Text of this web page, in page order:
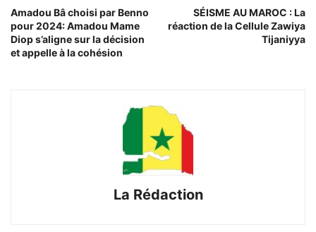
Amadou Bâ choisi par Benno
pour 2024: Amadou Mame
Diop s’aligne sur la décision
et appelle à la cohésion
SÉISME AU MAROC : La
réaction de la Cellule Zawiya
Tijaniyya
La Rédaction